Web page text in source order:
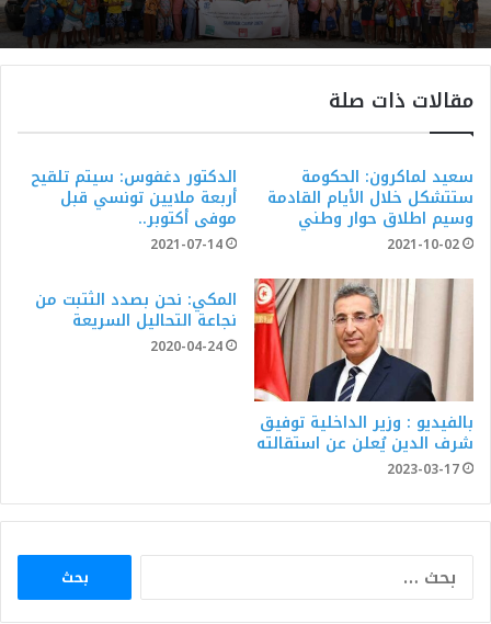
مقالات ذات صلة
سعيد لماكرون: الحكومة
ستتشكل خلال الأيام القادمة
وسيم اطلاق حوار وطني
2021-10-02
الدكتور دغفوس: سيتم تلقيح
أربعة ملايين تونسي قبل
موفى أكتوبر..
2021-07-14
بالفيديو : وزير الداخلية توفيق
شرف الدين يُعلن عن استقالته
2023-03-17
المكي: نحن بصدد الثتبت من
نجاعة التحاليل السريعة
2020-04-24
البحث